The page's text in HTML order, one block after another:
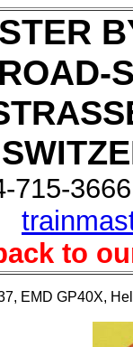
715-
to
EMD GP40X,